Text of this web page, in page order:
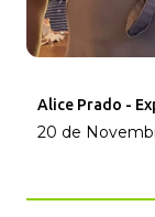
Alice Prado -
20 de